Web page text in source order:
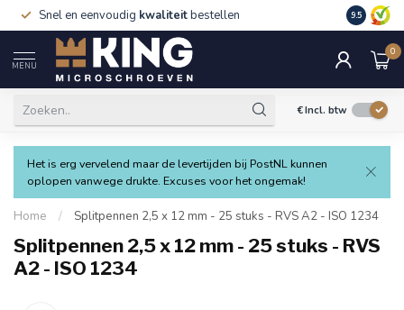
Snel en eenvoudig kwaliteitbestellen 9.5
MENU
0
€Incl. btw
Het is erg vervelend maar de levertijden bij PostNL kunnen
oplopen vanwege drukte. Excuses voor het ongemak!
Home / Splitpennen 2,5 x 12 mm - 25 stuks - RVS A2 - ISO 1234
Splitpennen 2,5 x 12 mm - 25 stuks - RVS
A2 - ISO 1234